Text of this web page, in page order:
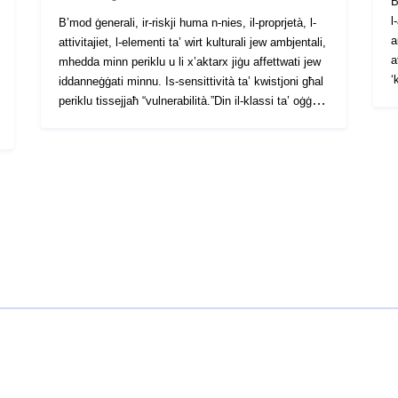
B’mod ġenerali, ir-riskji huma n-nies, il-proprjetà, l-
attivitajiet, l-elementi ta’ wirt kulturali jew ambjentali,
mhedda minn periklu u li x’aktarx jiġu affettwati jew
iddanneġġati minnu. Is-sensittività ta’ kwistjoni għal
periklu tissejjaħ “vulnerabilità.”Din il-klassi ta’ oġġetti